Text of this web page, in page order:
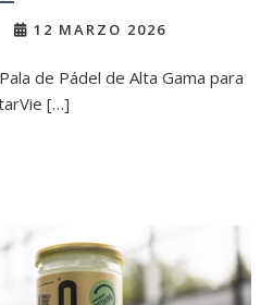
12 MARZO 2026
de Pádel de Alta Gama para
[…]